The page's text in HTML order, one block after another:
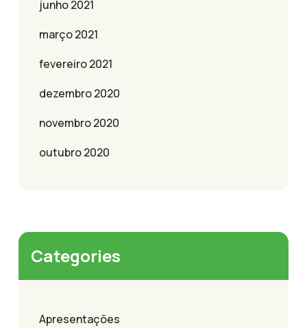
junho 2021
março 2021
fevereiro 2021
dezembro 2020
novembro 2020
outubro 2020
Categories
Apresentações